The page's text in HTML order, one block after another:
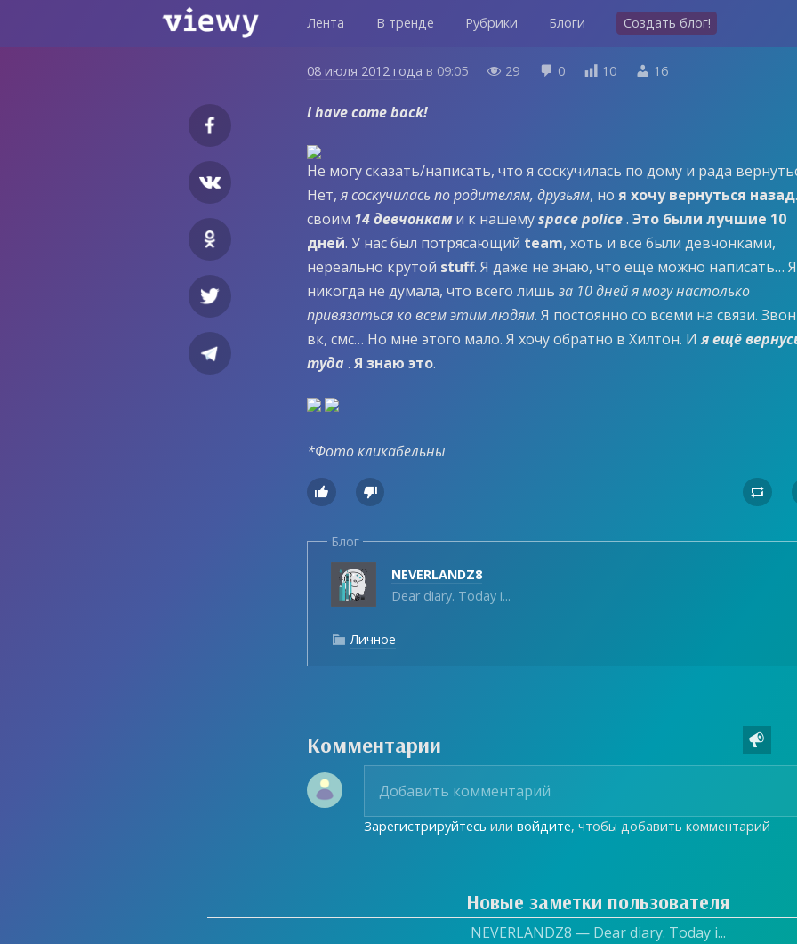
Лента В тренде Рубрики Блоги Создать блог!
08 июля 2012 года в 09:05  29  0  10  16
I have come back!
Не могу сказать/написать, что я соскучилась по дому и рада
Нет,я соскучилась по родителям, друзьям, ноя хочу вернуться назад
своим 14 девчонкам и к нашемуspace police.Это были лучшие 10
дней. У нас был потрясающий team, хоть и все были девчонками,
нереально крутой stuff. Я даже не знаю, что ещё можно написать… Я
никогда не думала, что всего лишьза 10 дней я могу настолько
привязаться ко всем этим людям. Я постоянно со всеми на связи.
вк, смс… Но мне этого мало. Я хочу обратно в Хилтон. Ия ещё
туда .Я знаю это.
*Фото кликабельны
  
Блог
NEVERLANDZ8
Dear diary. Today i...
 Личное
Комментарии 
Зарегистрируйтесь иливойдите, чтобы добавить комментарий
Новые заметки пользователя
NEVERLANDZ8 — Dear diary. Today i...